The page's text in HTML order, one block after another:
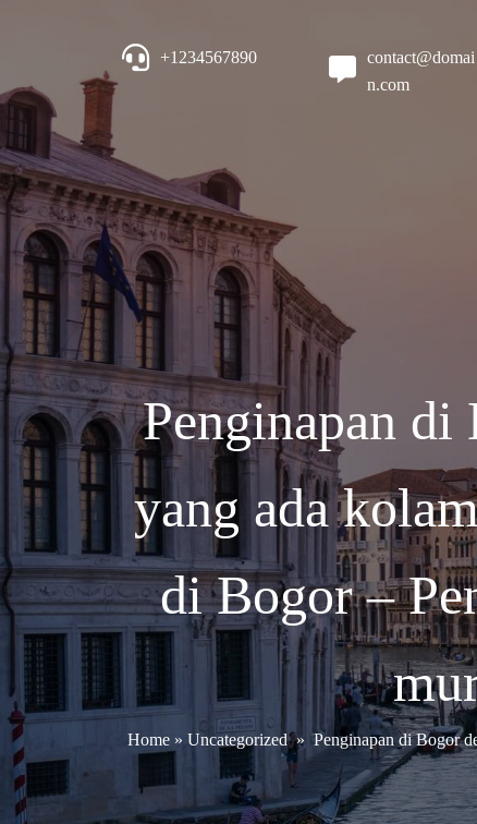
+1234567890
contact@domai
n.com
Penginapan di
yang ada
di Bogor –
Home » Uncategorized » Penginapan di Bogor